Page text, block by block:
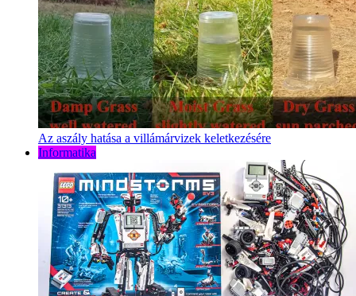
Az aszály hatása a villámárvizek keletkezésére
Informatika